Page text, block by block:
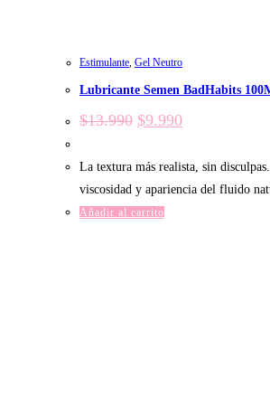
Estimulante, Gel Neutro
Lubricante Semen BadHabits
$13.990 El
precio
era:
$13.990.
$9.990El
precio
es:
$9.990.
La textura más realista, sin
viscosidad y apariencia del fluido
Añadir al carrito